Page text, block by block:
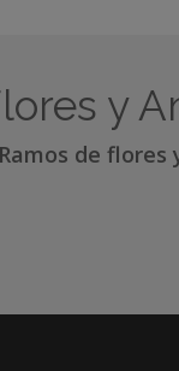
y
de flores